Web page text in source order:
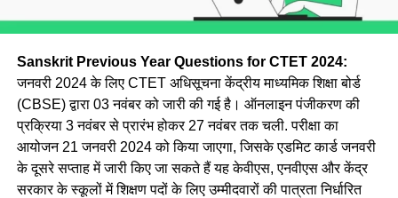
Sanskrit Previous Year Questions for CTET 2024:
जनवरी 2024 के लिए CTET अधिसूचना केंद्रीय माध्यमिक शिक्षा बोर्ड
(CBSE) द्वारा 03 नवंबर को जारी की गई है। ऑनलाइन पंजीकरण की
प्रक्रिया 3 नवंबर से प्रारंभ होकर 27 नवंबर तक चली. परीक्षा का
आयोजन 21 जनवरी 2024 को किया जाएगा, जिसके एडमिट कार्ड जनवरी
के दूसरे सप्ताह में जारी किए जा सकते हैं यह केवीएस, एनवीएस और केंद्र
सरकार के स्कूलों में शिक्षण पदों के लिए उम्मीदवारों की पात्रता निर्धारित